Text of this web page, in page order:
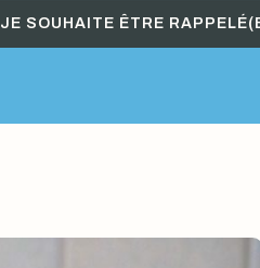
JE SOUHAITE ÊTRE